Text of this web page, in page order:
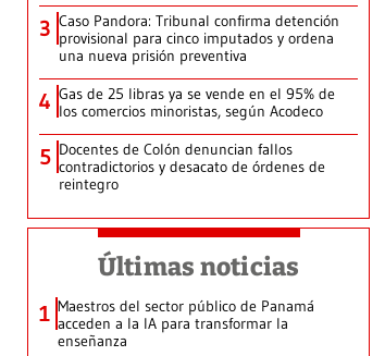
3 Caso Pandora: Tribunal confirma detención
provisional para cinco imputados y ordena
una nueva prisión preventiva
4 Gas de 25 libras ya se vende en el 95% de
los comercios minoristas, según Acodeco
5 Docentes de Colón denuncian fallos
contradictorios y desacato de órdenes de
reintegro
Últimas noticias
1 Maestros del sector público de Panamá
acceden a la IA para transformar la
enseñanza